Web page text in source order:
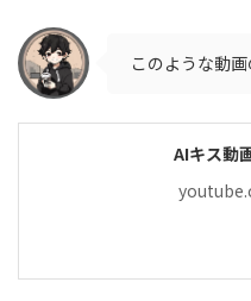
このような動
AIキス動